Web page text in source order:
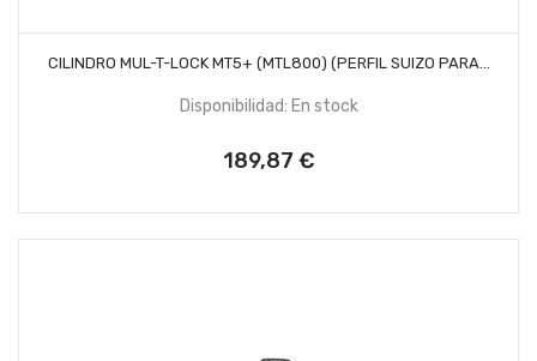
AÑADIR AL CARRITO
CILINDRO MUL-T-LOCK MT5+ (MTL800) (PERFIL SUIZO PARA...
Disponibilidad: En stock
Precio
189,87 €